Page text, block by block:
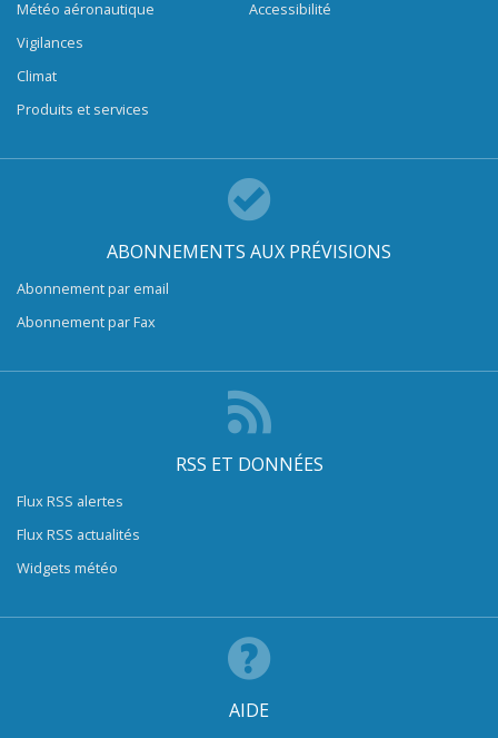
Météo aéronautique
Vigilances
Climat
Produits et services
Accessibilité
ABONNEMENTS AUX PRÉVISIONS
Abonnement par email
Abonnement par Fax
RSS ET DONNÉES
Flux RSS alertes
Flux RSS actualités
Widgets météo
AIDE